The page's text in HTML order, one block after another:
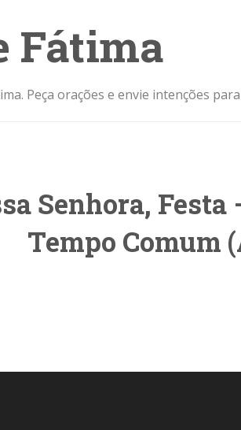
Fátima
Peça orações e envie intenções
Senhora, Festa
Tempo Comum